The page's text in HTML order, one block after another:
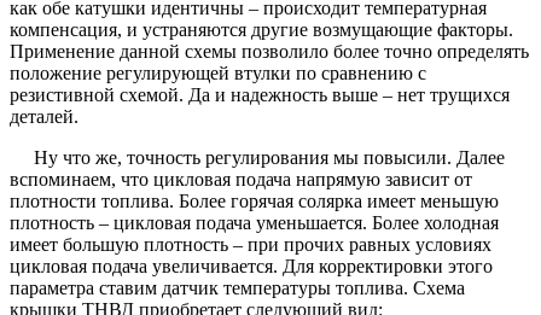
как обе катушки идентичны – происходит температурная
компенсация, и устраняются другие возмущающие факторы.
Применение данной схемы позволило более точно определять
положение регулирующей втулки по сравнению с
резистивной схемой. Да и надежность выше – нет трущихся
деталей.
Ну что же, точность регулирования мы повысили. Далее
вспоминаем, что цикловая подача напрямую зависит от
плотности топлива. Более горячая солярка имеет меньшую
плотность – цикловая подача уменьшается. Более холодная
имеет большую плотность – при прочих равных условиях
цикловая подача увеличивается. Для корректировки этого
параметра ставим датчик температуры топлива. Схема
крышки ТНВД приобретает следующий вид: